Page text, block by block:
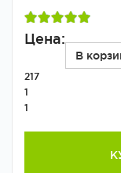
Цена:
В
217
1
1